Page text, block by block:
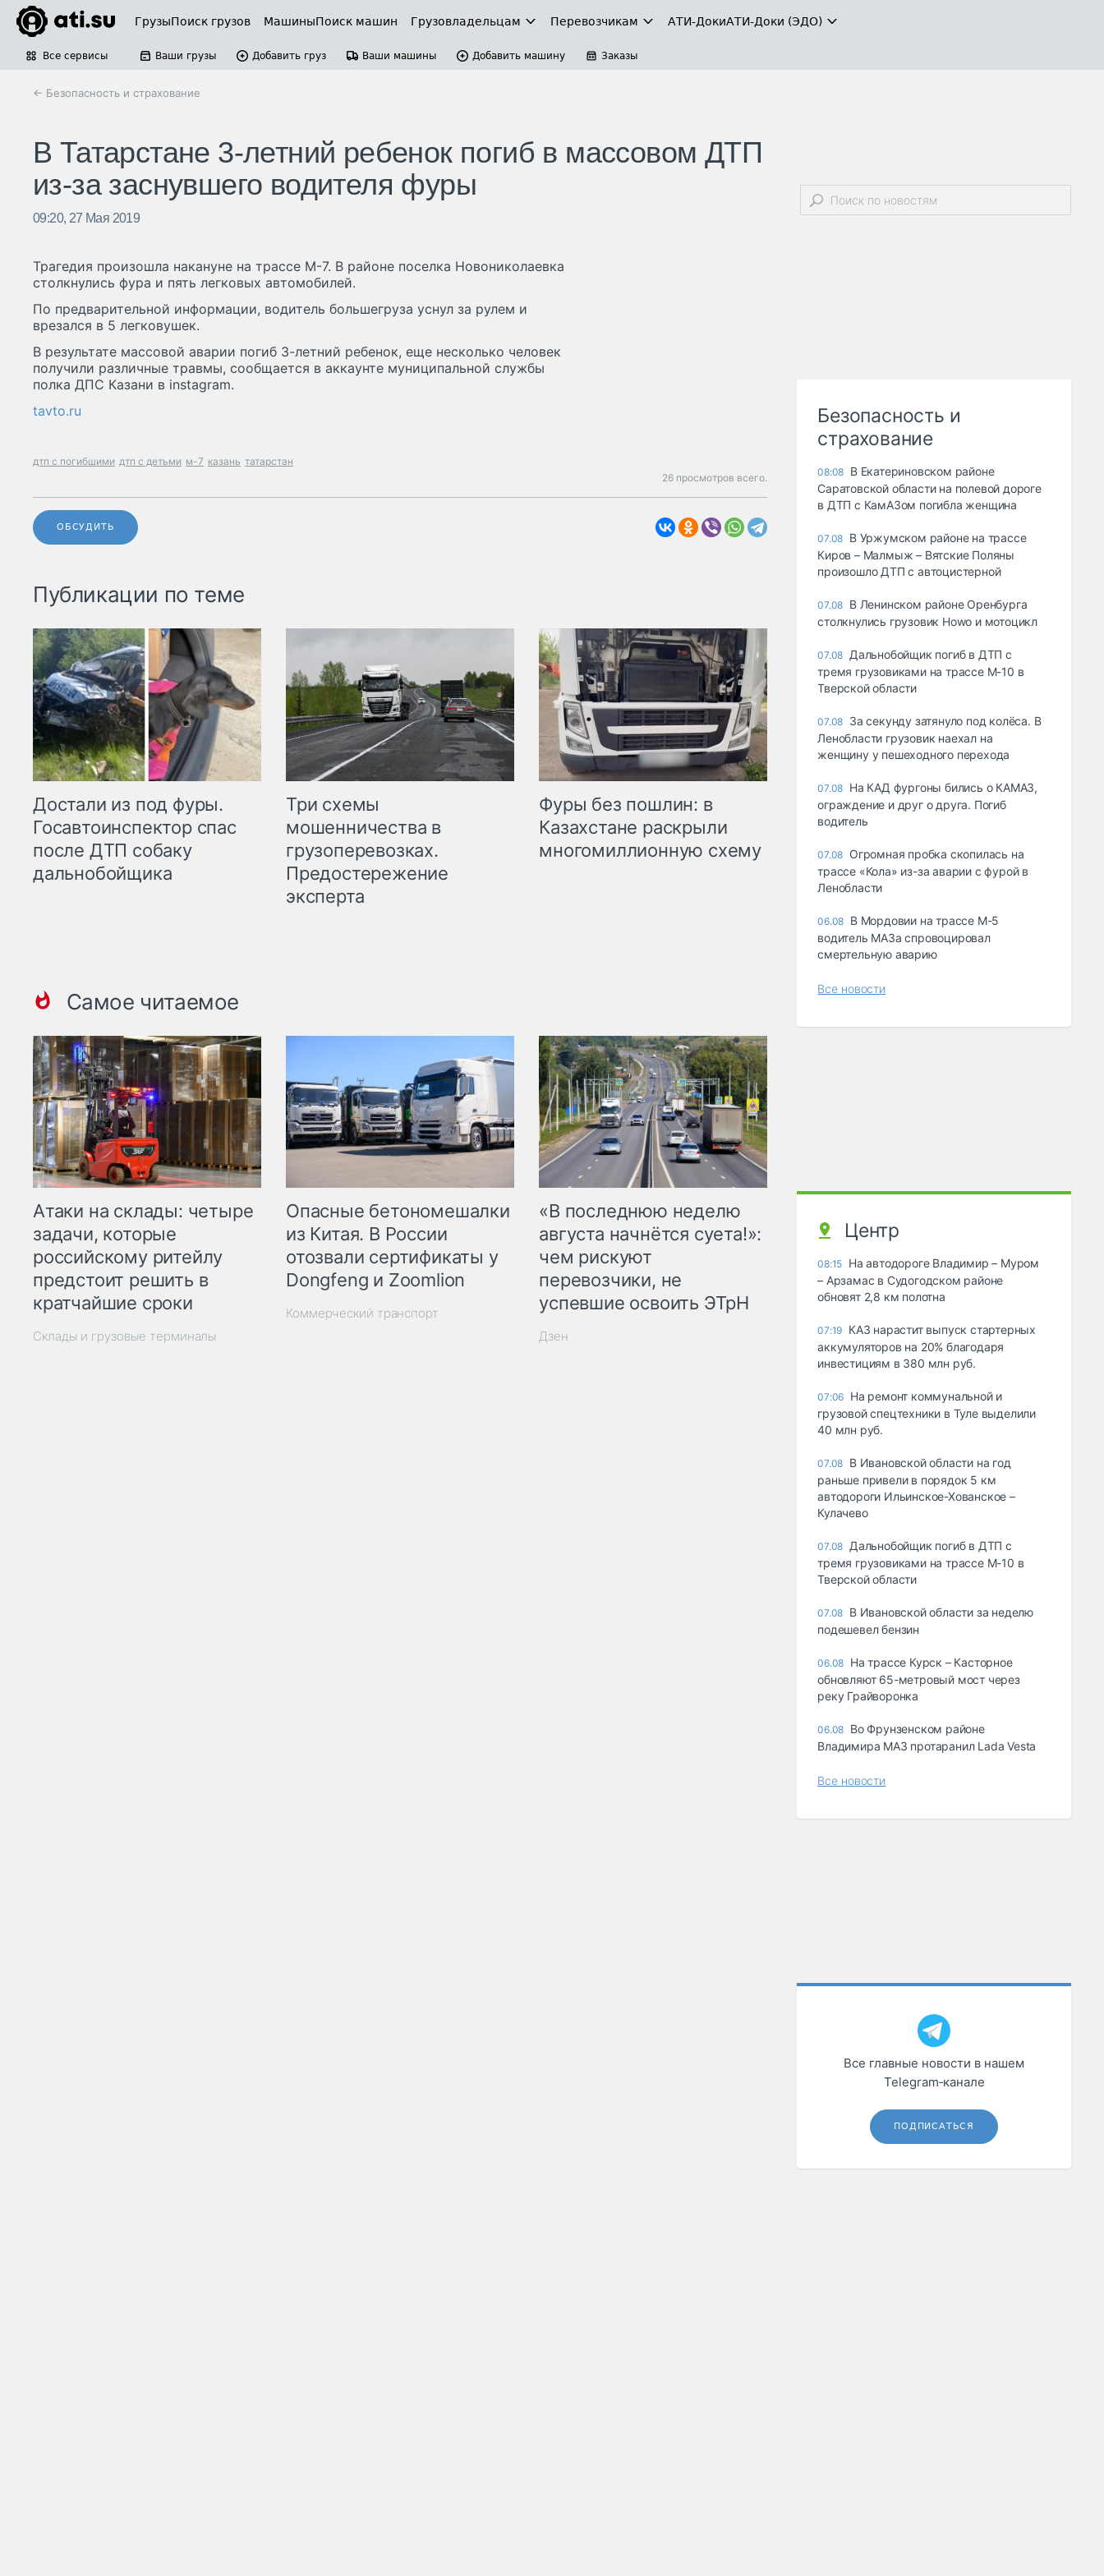
ГрузыПоиск грузов МашиныПоиск машин Грузовладельцам Перевозчикам АТИ-ДокиАТИ-Доки (ЭДО)
Все сервисы Ваши грузы Добавить груз Ваши машины Добавить машину Заказы
← Безопасность и страхование
В Татарстане 3-летний ребенок погиб в массовом ДТП
из-за заснувшего водителя фуры
09:20, 27 Мая 2019
Трагедия произошла накануне на трассе М-7. В районе поселка Новониколаевка
столкнулись фура и пять легковых автомобилей.
По предварительной информации, водитель большегруза уснул за рулем и
врезался в 5 легковушек.
В результате массовой аварии погиб 3-летний ребенок, еще несколько человек
получили различные травмы, сообщается в аккаунте муниципальной службы
полка ДПС Казани в instagram.
tavto.ru
дтп с погибшими дтп с детьми м-7 казань татарстан
26 просмотров всего.
ОБСУДИТЬ
Публикации по теме
Достали из под фуры.
Госавтоинспектор спас
после ДТП собаку
дальнобойщика
Три схемы
мошенничества в
грузоперевозках.
Предостережение
эксперта
Фуры без пошлин: в
Казахстане раскрыли
многомиллионную схему
Самое читаемое
Атаки на склады: четыре
задачи, которые
российскому ритейлу
предстоит решить в
кратчайшие сроки
Склады и грузовые терминалы
Опасные бетономешалки
из Китая. В России
отозвали сертификаты у
Dongfeng и Zoomlion
Коммерческий транспорт
«В последнюю неделю
августа начнётся суета!»:
чем рискуют
перевозчики, не
успевшие освоить ЭТрН
Дзен
Безопасность и
страхование
08:08 В Екатериновском районе
Саратовской области на полевой дороге
в ДТП с КамАЗом погибла женщина
07.08 В Уржумском районе на трассе
Киров – Малмыж – Вятские Поляны
произошло ДТП с автоцистерной
07.08 В Ленинском районе Оренбурга
столкнулись грузовик Howo и мотоцикл
07.08 Дальнобойщик погиб в ДТП с
тремя грузовиками на трассе М-10 в
Тверской области
07.08 За секунду затянуло под колёса. В
Ленобласти грузовик наехал на
женщину у пешеходного перехода
07.08 На КАД фургоны бились о КАМАЗ,
ограждение и друг о друга. Погиб
водитель
07.08 Огромная пробка скопилась на
трассе «Кола» из-за аварии с фурой в
Ленобласти
06.08 В Мордовии на трассе М-5
водитель МАЗа спровоцировал
смертельную аварию
Все новости
Центр
08:15 На автодороге Владимир – Муром
– Арзамас в Судогодском районе
обновят 2,8 км полотна
07:19 КАЗ нарастит выпуск стартерных
аккумуляторов на 20% благодаря
инвестициям в 380 млн руб.
07:06 На ремонт коммунальной и
грузовой спецтехники в Туле выделили
40 млн руб.
07.08 В Ивановской области на год
раньше привели в порядок 5 км
автодороги Ильинское-Хованское –
Кулачево
07.08 Дальнобойщик погиб в ДТП с
тремя грузовиками на трассе М-10 в
Тверской области
07.08 В Ивановской области за неделю
подешевел бензин
06.08 На трассе Курск – Касторное
обновляют 65-метровый мост через
реку Грайворонка
06.08 Во Фрунзенском районе
Владимира МАЗ протаранил Lada Vesta
Все новости
Все главные новости в нашем
Telegram‑канале
ПОДПИСАТЬСЯ